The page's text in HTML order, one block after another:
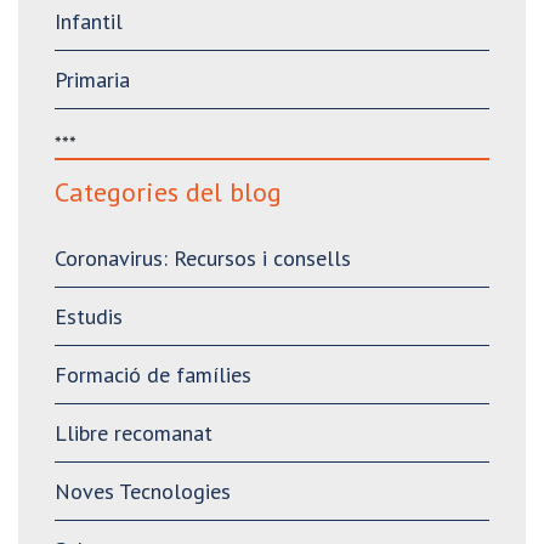
Infantil
Primaria
***
Categories del blog
Coronavirus: Recursos i consells
Estudis
Formació de famílies
Llibre recomanat
Noves Tecnologies